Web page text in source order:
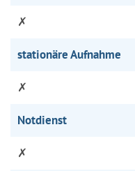
✗
stationäre Aufnahme
✗
Notdienst
✗